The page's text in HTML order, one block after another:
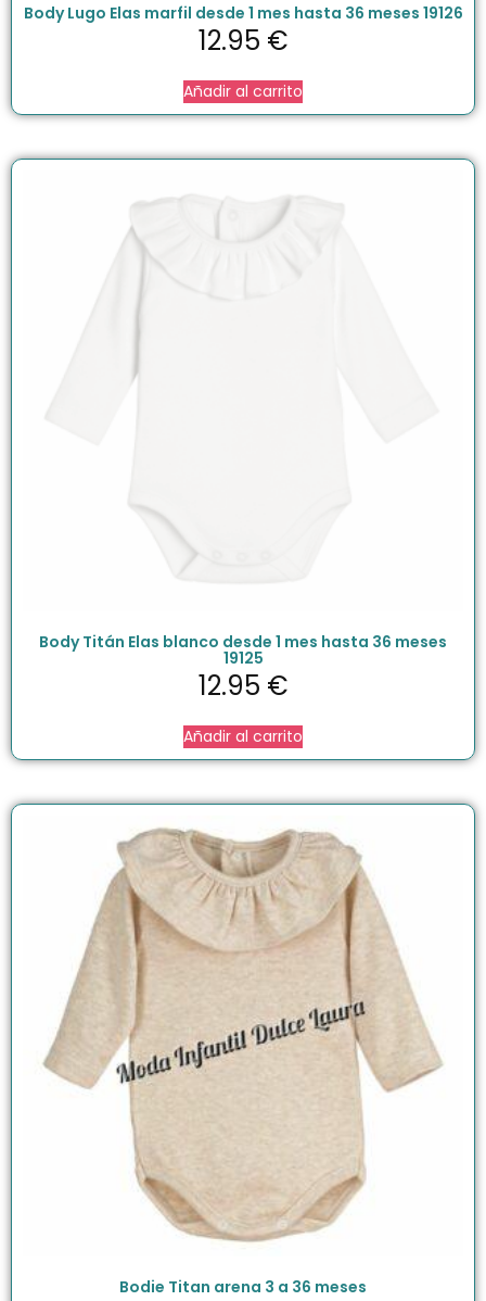
Body Lugo Elas marfil desde 1 mes hasta 36 meses 19126
12.95 €
Añadir al carrito
Body Titán Elas blanco desde 1 mes hasta 36 meses
19125
12.95 €
Añadir al carrito
Bodie Titan arena 3 a 36 meses